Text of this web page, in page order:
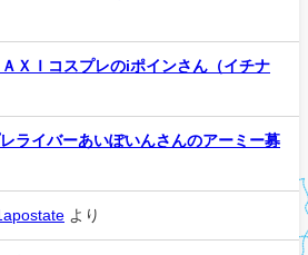
ＸＩコスプレのiポインさん（イチナ
ライバーあいぽいんさんのアーミー募
より